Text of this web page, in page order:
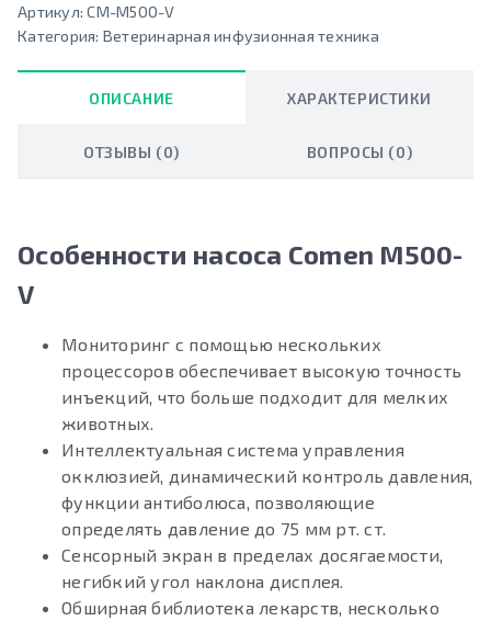
Артикул:CM-M500-V
Категория: Ветеринарная инфузионная техника
ОПИСАНИЕ ХАРАКТЕРИСТИКИ
ОТЗЫВЫ (0) ВОПРОСЫ (0)
Особенности насоса Comen M500-
V
Мониторинг с помощью нескольких
процессоров обеспечивает высокую точность
инъекций, что больше подходит для мелких
животных.
Интеллектуальная система управления
окклюзией, динамический контроль давления,
функции антиболюса, позволяющие
определять давление до 75 мм рт. ст.
Сенсорный экран в пределах досягаемости,
негибкий угол наклона дисплея.
Обширная библиотека лекарств, несколько